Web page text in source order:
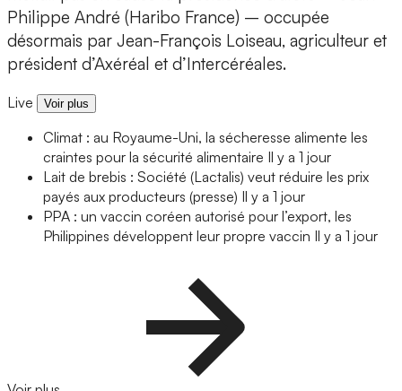
Philippe André (Haribo France) – occupée
désormais par Jean-François Loiseau, agriculteur et
président d’Axéréal et d’Intercéréales.
Live Voir plus
Climat : au Royaume-Uni, la sécheresse alimente les
craintes pour la sécurité alimentaire Il y a 1 jour
Lait de brebis : Société (Lactalis) veut réduire les prix
payés aux producteurs (presse) Il y a 1 jour
PPA : un vaccin coréen autorisé pour l’export, les
Philippines développent leur propre vaccin Il y a 1 jour